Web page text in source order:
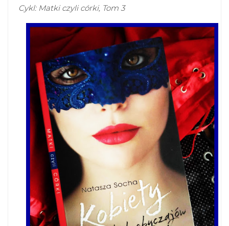
Cykl: Matki czyli córki, Tom 3